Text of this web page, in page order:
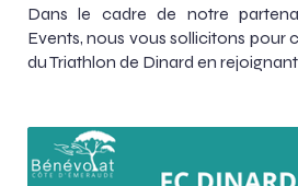
Dans le cadre de notre
Events, nous vous sollicitons pour
du Triathlon de Dinard en